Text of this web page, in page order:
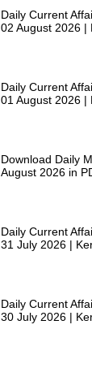
Daily Current
02 August 2026 |
Daily Current
01 August 2026 |
Download Daily
August 2026 in
Daily Current
31 July 2026 |
Daily Current
30 July 2026 |